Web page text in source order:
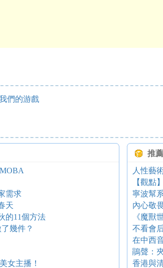
們的游戲
需求
天
的11個方法
幾件？
女主播！
推
人性藝
【觀點
寧波幫
內心敬
《魔獸
不看會
在中西
鵑聲：
香港與